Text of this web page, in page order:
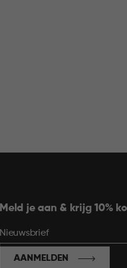
Meld je aan & krijg 10%
Nieuwsbrief
AANMELDEN